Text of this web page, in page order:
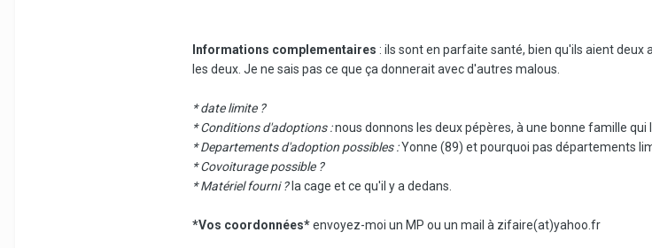
Informations complementaires : ils sont en parfaite santé, bien qu'ils aient
les deux. Je ne sais pas ce que ça donnerait avec d'autres malous.
* date limite ?
* Conditions d'adoptions :nous donnons les deux pépères, à une bonne famille qui
* Departements d'adoption possibles :Yonne (89) et pourquoi pas départements
* Covoiturage possible ?
* Matériel fourni ?la cage et ce qu'il y a dedans.
*Vos coordonnées*envoyez-moi un MP ou un mail à zifaire(at)yahoo.fr